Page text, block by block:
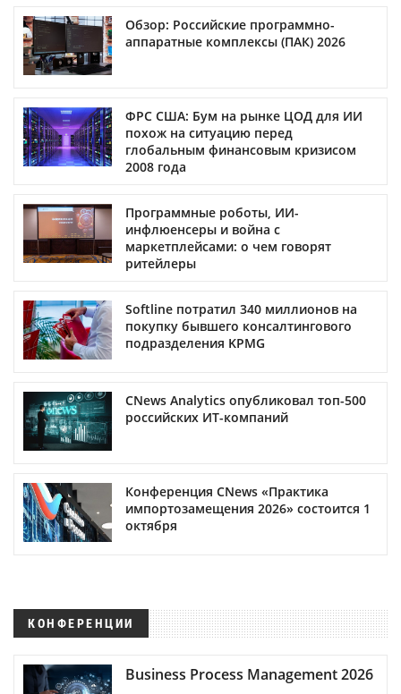
Обзор: Российские программно-
аппаратные комплексы (ПАК) 2026
ФРС США: Бум на рынке ЦОД для ИИ
похож на ситуацию перед
глобальным финансовым кризисом
2008 года
Программные роботы, ИИ-
инфлюенсеры и война с
маркетплейсами: о чем говорят
ритейлеры
Softline потратил 340 миллионов на
покупку бывшего консалтингового
подразделения KPMG
CNews Analytics опубликовал топ-500
российских ИТ-компаний
Конференция CNews «Практика
импортозамещения 2026» состоится 1
октября
КОНФЕРЕНЦИИ
Business Process Management 2026